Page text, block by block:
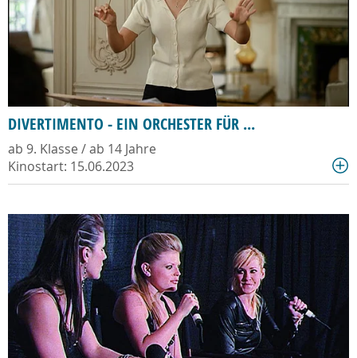
DIVERTIMENTO - EIN ORCHESTER FÜR ...
ab 9. Klasse / ab 14 Jahre
Kinostart: 15.06.2023